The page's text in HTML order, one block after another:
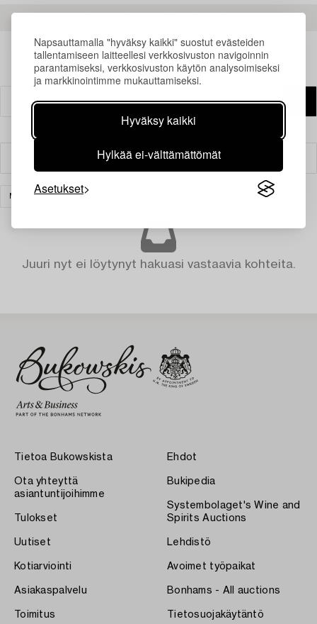
Napsauttamalla "hyväksy kaikki" suostut evästeiden
tallentamiseen laitteellesi verkkosivuston navigoinnin
parantamiseksi, verkkosivuston käytön analysoimiseksi
ja markkinointimme mukauttamiseksi.
Hyväksy kaikki
Hylkää ei-välttämättömät
Asetukset
Suodatin
MATOT TYHJENNÄ KAIKKI
Juuri nyt ei löytynyt hakuasi vastaavia kohteita.
Tietoa Bukowskista
Ota yhteyttä
asiantuntijoihimme
Tulokset
Uutiset
Kotiarviointi
Asiakaspalvelu
Toimitus
Ehdot
Bukipedia
Systembolaget's Wine and
Spirits Auctions
Lehdistö
Avoimet työpaikat
Bonhams - All auctions
Tietosuojakäytäntö